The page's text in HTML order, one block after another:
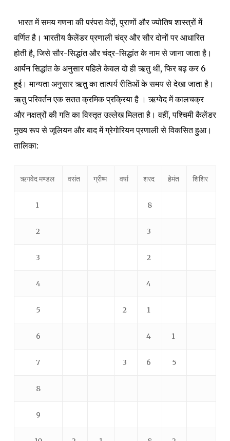
भारत में समय गणना की परंपरा वेदों, पुराणों और ज्योतिष शास्त्रों में
वर्णित है। भारतीय कैलेंडर प्रणाली चंद्र और सौर दोनों पर आधारित
होती है, जिसे सौर-सिद्धांत और चंद्र-सिद्धांत के नाम से जाना जाता है।
आर्यन सिद्धांत के अनुसार पहिले केवल दो ही ऋतु थीं, फिर बढ़ कर 6
हुई। मान्यता अनुसार ऋतु का तात्पर्य रीतिओं के समय से देखा जाता है।
ऋतु परिवर्तन एक सतत क्रमिक प्रक्रिया है । ऋग्वेद में कालचक्र
और नक्षत्रों की गति का विस्तृत उल्लेख मिलता है। वहीं, पश्चिमी कैलेंडर
मुख्य रूप से जूलियन और बाद में ग्रेगोरियन प्रणाली से विकसित हुआ।
तालिका:
ऋगवेद मण्डल वसंत ग्रीष्म वर्षा शरद हेमंत शिशिर
1 8
2 3
3 2
4 4
5 2 1
6 4 1
7 3 6 5
8
9